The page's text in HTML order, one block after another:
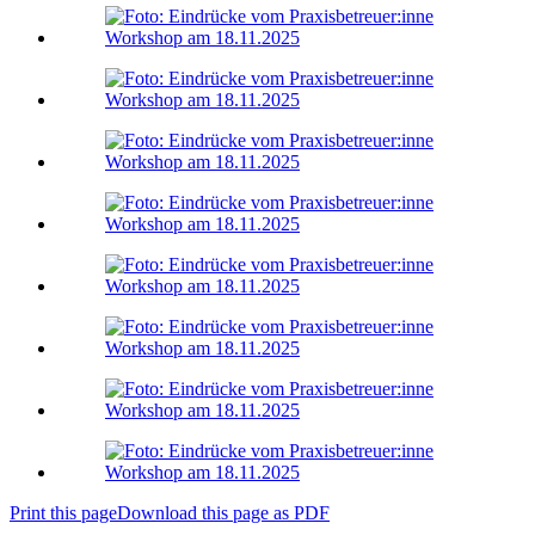
Print this pageDownload this page as PDF